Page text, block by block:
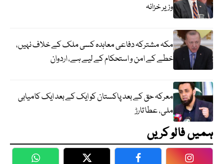
وزیر خزانہ
مکہ مشترکہ دفاعی معاہدہ کسی ملک کے خلاف نہیں،
خطے کے امن و استحکام کے لیے ہے، اردوان
معرکہ حق کے بعد پاکستان کو ایک کے بعد ایک کامیابی
ملی، عطا تارڑ
ہمیں فالو کریں